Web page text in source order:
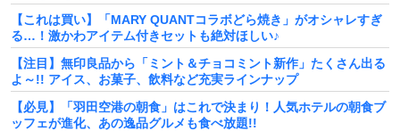
【これは買い】「MARY QUANTコラボどら焼き」がオシャレすぎ
る…！激かわアイテム付きセットも絶対ほしい♪
【注目】無印良品から「ミント＆チョコミント新作」たくさん出る
よ～!! アイス、お菓子、飲料など充実ラインナップ
【必見】「羽田空港の朝食」はこれで決まり！人気ホテルの朝食ブ
ッフェが進化、あの逸品グルメも食べ放題!!